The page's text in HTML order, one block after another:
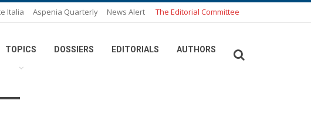
Italia Aspenia Quarterly News Alert The Editorial Committee
TOPICS DOSSIERS EDITORIALS AUTHORS